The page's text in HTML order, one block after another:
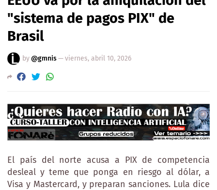
"sistema de pagos PIX" de
Brasil
by@gmnis—viernes, abril 10, 2026
El país del norte acusa a PIX de competencia
desleal y teme que ponga en riesgo al dólar, a
Visa y Mastercard, y preparan sanciones. Lula dice